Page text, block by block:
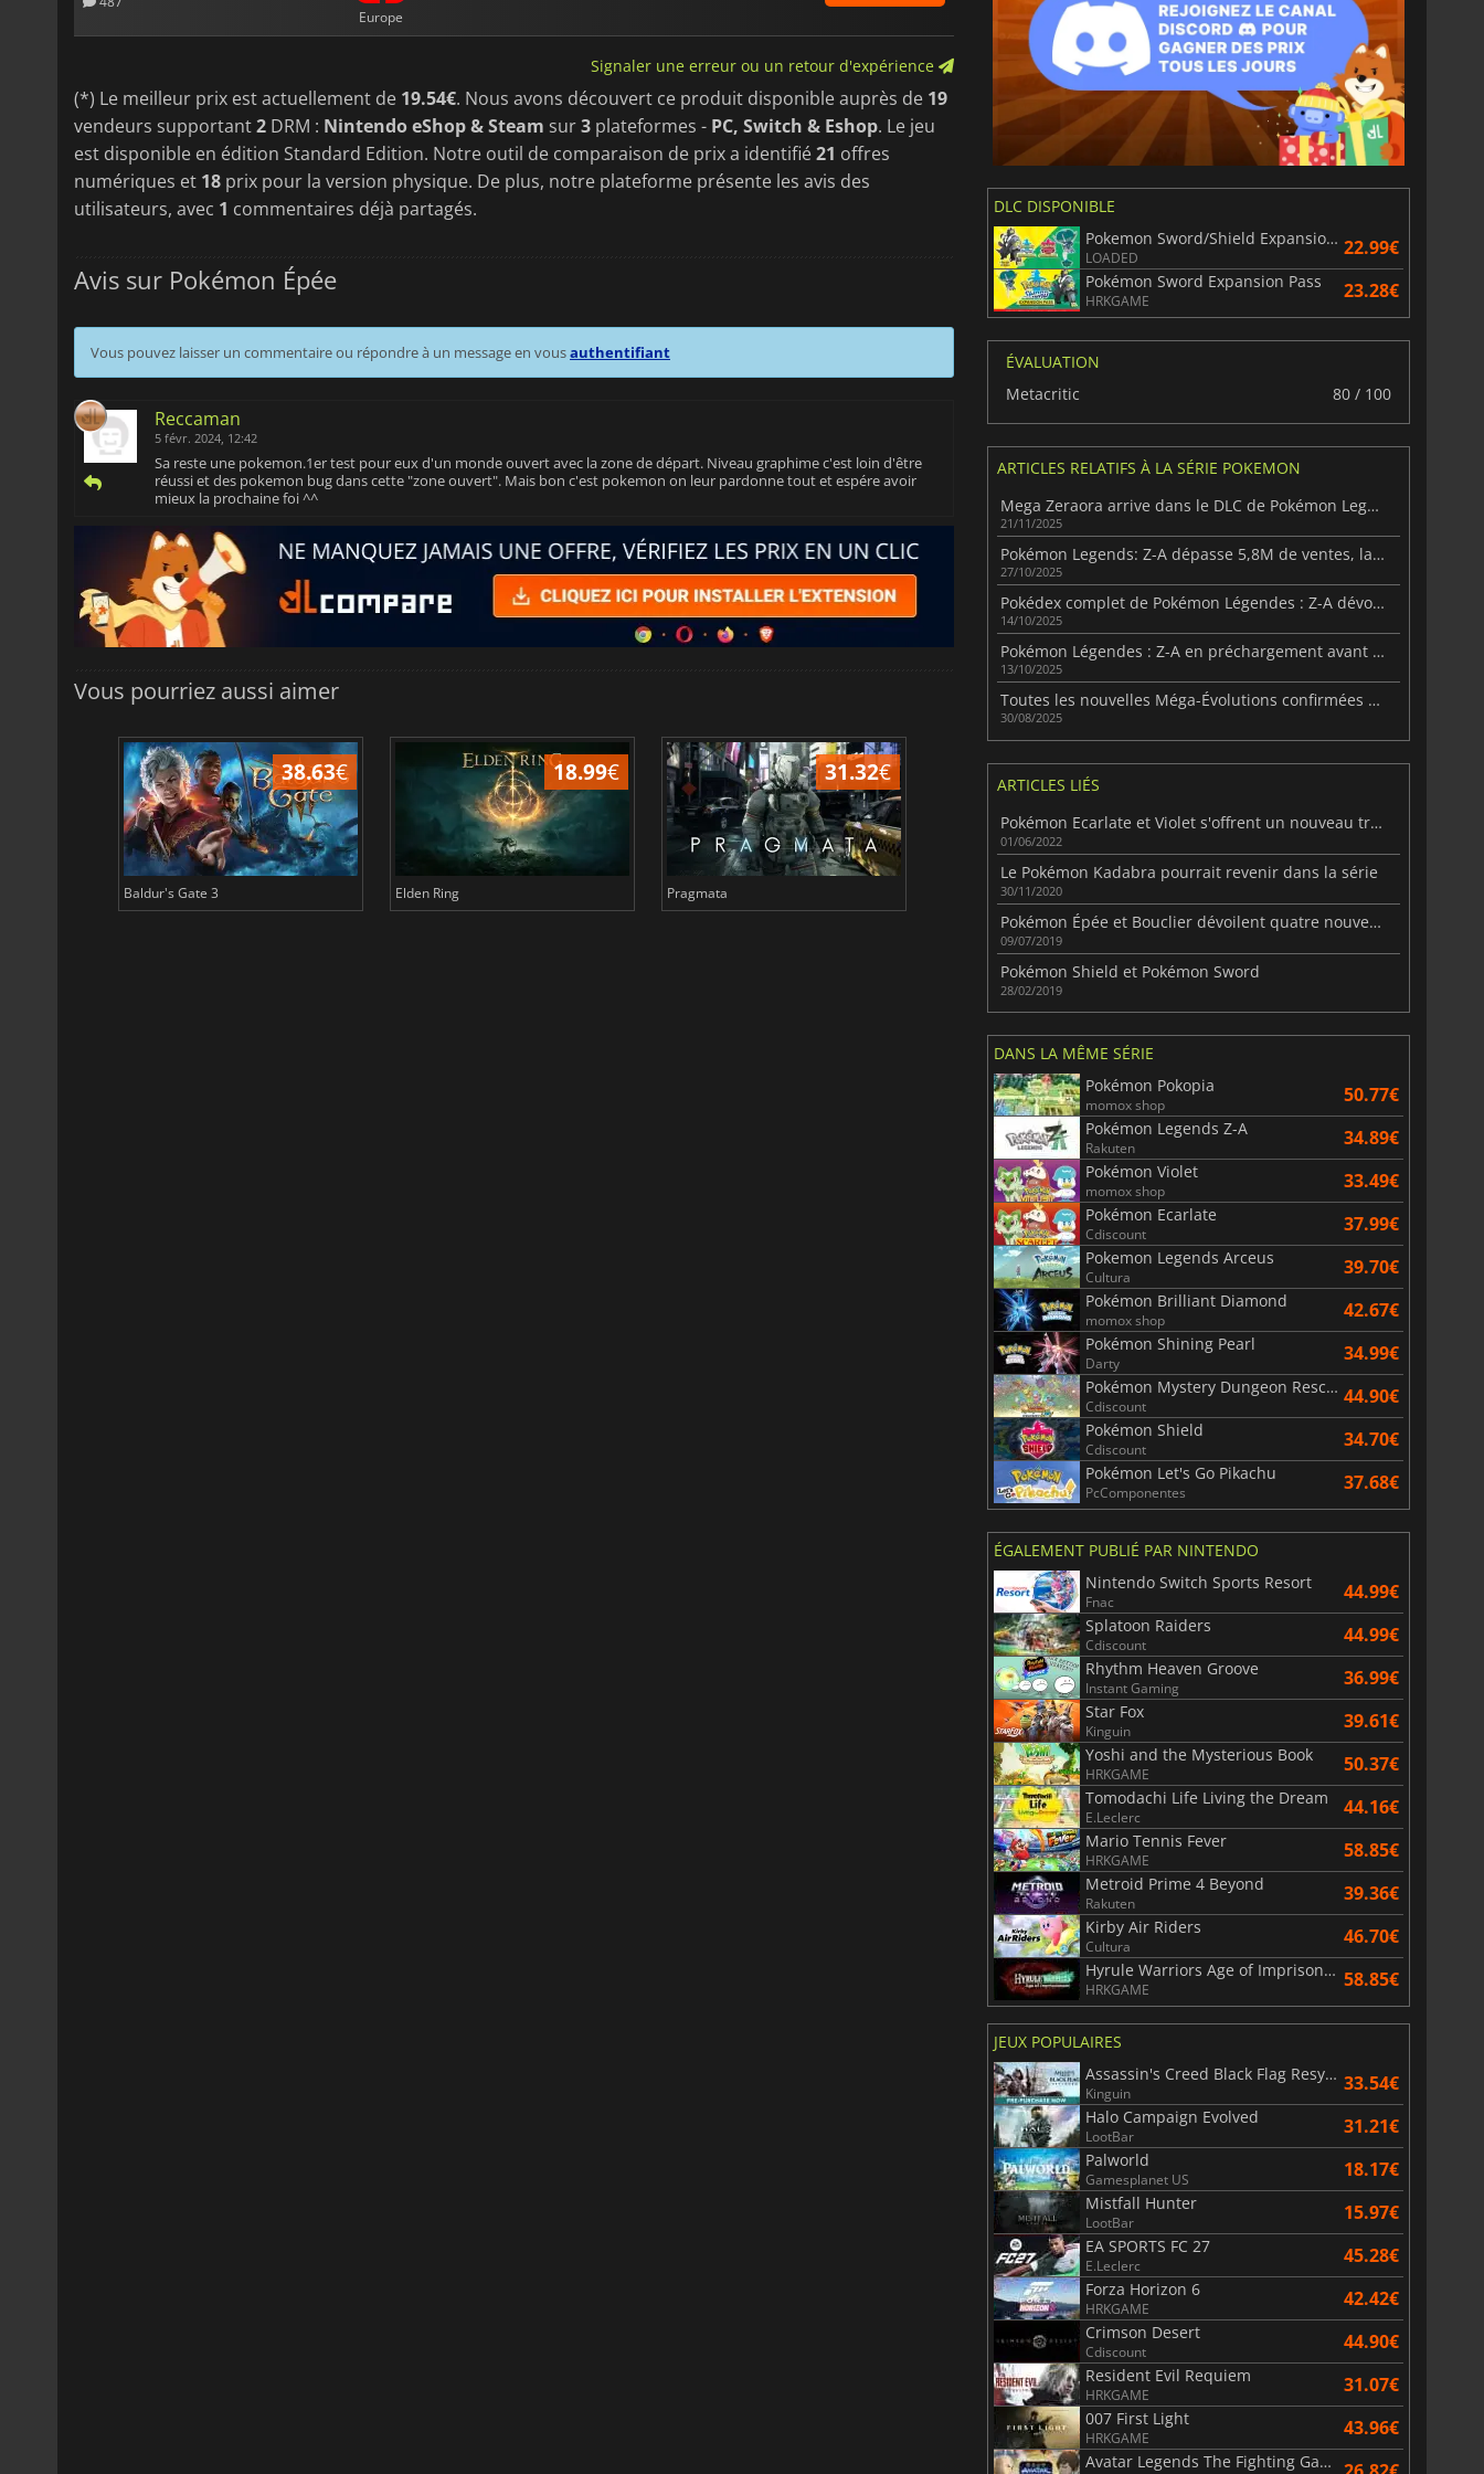
Europe
Signaler une erreur ou un retour d'expérience
(*) Le meilleur prix est actuellement de 19.54€. Nous avons découvert ce produit disponible auprès de 19
vendeurs supportant2 DRM : Nintendo eShop & Steam sur3 plateformes - PC, Switch & Eshop. Le jeu
est disponible en édition Standard Edition. Notre outil de comparaison de prix a identifié21 offres
numériques et 18 prix pour la version physique. De plus, notre plateforme présente les avis des
utilisateurs, avec 1 commentaires déjà partagés.
Avis sur Pokémon Épée
Vous pouvez laisser un commentaire ou répondre à un message en vousauthentifiant
Reccaman
5 févr. 2024, 12:42
Sa reste une pokemon.1er test pour eux d'un monde ouvert avec la zone de départ. Niveau graphime c'est loin d'être
réussi et des pokemon bug dans cette "zone ouvert". Mais bon c'est pokemon on leur pardonne tout et espére avoir
mieux la prochaine foi ^^
Vous pourriez aussi aimer
38.63€
Baldur's Gate 3
18.99€
Elden Ring
31.32€
Pragmata
6.75€
Total War WARHAMMER 3
15.48
DLC DISPONIBLE
Pokemon Sword/Shield Expansion Pass
LOADED 22.99€
Pokémon Sword Expansion Pass
HRKGAME 23.28€
ÉVALUATION
Metacritic
80 / 100
ARTICLES RELATIFS À LA SÉRIE POKEMON
Mega Zeraora arrive dans le DLC de Pokémon Legends: Z-A
21/11/2025
Pokémon Legends: Z-A dépasse 5,8M de ventes, la Switch 2 domine
27/10/2025
Pokédex complet de Pokémon Légendes : Z-A dévoilé avant la sortie
14/10/2025
Pokémon Légendes : Z-A en préchargement avant le lancement
13/10/2025
Toutes les nouvelles Méga-Évolutions confirmées pour Pokémon Légendes : Z-A
30/08/2025
ARTICLES LIÉS
Pokémon Ecarlate et Violet s'offrent un nouveau trailer
01/06/2022
Le Pokémon Kadabra pourrait revenir dans la série
30/11/2020
Pokémon Épée et Bouclier dévoilent quatre nouveaux pokémon
09/07/2019
Pokémon Shield et Pokémon Sword
28/02/2019
DANS LA MÊME SÉRIE
Pokémon Pokopia
momox shop 50.77€
Pokémon Legends Z-A
Rakuten 34.89€
Pokémon Violet
momox shop 33.49€
Pokémon Ecarlate
Cdiscount 37.99€
Pokemon Legends Arceus
Cultura 39.70€
Pokémon Brilliant Diamond
momox shop 42.67€
Pokémon Shining Pearl
Darty 34.99€
Pokémon Mystery Dungeon Rescue Team DX
Cdiscount 44.90€
Pokémon Shield
Cdiscount 34.70€
Pokémon Let's Go Pikachu
PcComponentes 37.68€
ÉGALEMENT PUBLIÉ PAR NINTENDO
Nintendo Switch Sports Resort
Fnac 44.99€
Splatoon Raiders
Cdiscount 44.99€
Rhythm Heaven Groove
Instant Gaming 36.99€
Star Fox
Kinguin 39.61€
Yoshi and the Mysterious Book
HRKGAME 50.37€
Tomodachi Life Living the Dream
E.Leclerc 44.16€
Mario Tennis Fever
HRKGAME 58.85€
Metroid Prime 4 Beyond
Rakuten 39.36€
Kirby Air Riders
Cultura 46.70€
Hyrule Warriors Age of Imprisonment
HRKGAME 58.85€
JEUX POPULAIRES
Assassin's Creed Black Flag Resynced
Kinguin 33.54€
Halo Campaign Evolved
LootBar 31.21€
Palworld
Gamesplanet US 18.17€
Mistfall Hunter
LootBar 15.97€
EA SPORTS FC 27
E.Leclerc 45.28€
Forza Horizon 6
HRKGAME 42.42€
Crimson Desert
Cdiscount 44.90€
Resident Evil Requiem
HRKGAME 31.07€
007 First Light
HRKGAME 43.96€
Avatar Legends The Fighting Game